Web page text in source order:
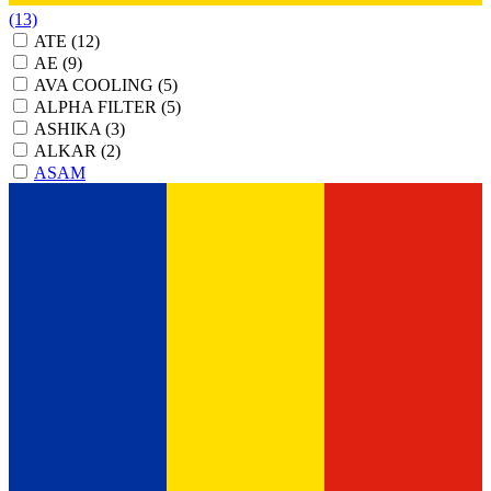
(13)
ATE (12)
AE (9)
AVA COOLING (5)
ALPHA FILTER (5)
ASHIKA (3)
ALKAR (2)
ASAM